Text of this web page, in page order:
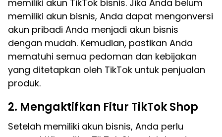
memiliki akun TikTok bisnis. Jika Anda belum
memiliki akun bisnis, Anda dapat mengonversi
akun pribadi Anda menjadi akun bisnis
dengan mudah. Kemudian, pastikan Anda
mematuhi semua pedoman dan kebijakan
yang ditetapkan oleh TikTok untuk penjualan
produk.
2. Mengaktifkan Fitur TikTok Shop
Setelah memiliki akun bisnis, Anda perlu